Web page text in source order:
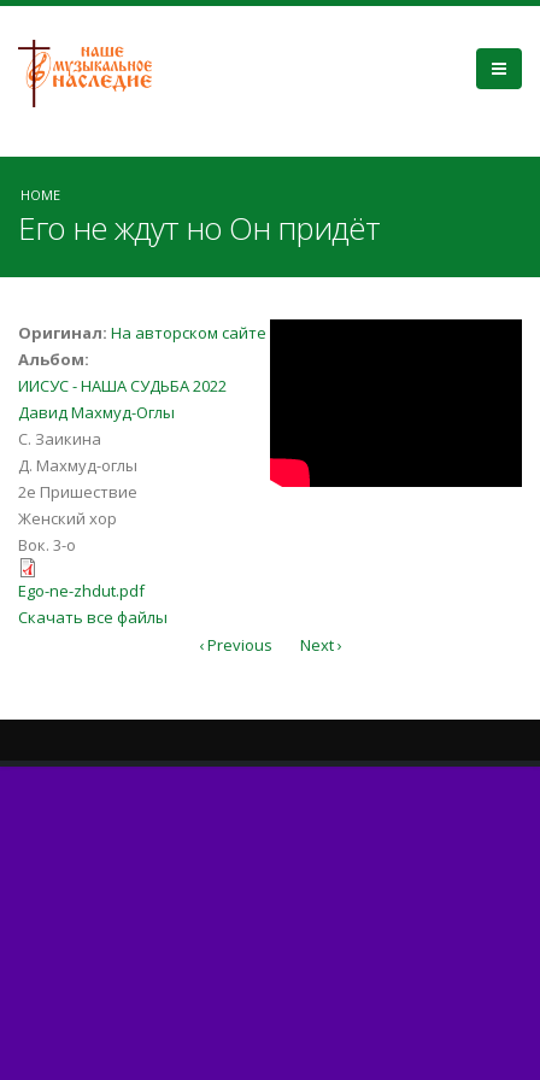
HOME
Его не ждут но Он придёт
Оригинал: На авторском сайте
Альбом:
ИИСУС - НАША СУДЬБА 2022
Давид Махмуд-Оглы
С. Заикина
Д. Махмуд-оглы
2е Пришествие
Женский хор
Вок. 3-о
Ego-ne-zhdut.pdf
Ego-ne-zhdut.pdf
Скачать все файлы
‹ Previous Next ›